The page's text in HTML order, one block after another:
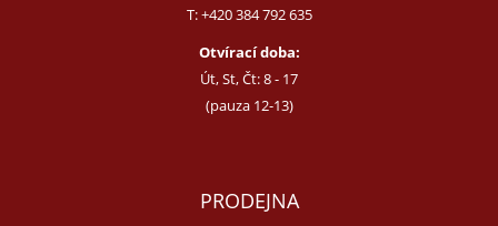
T:+420 384 792 635
Otvírací doba:
Út, St, Čt: 8 - 17
(pauza 12-13)
PRODEJNA